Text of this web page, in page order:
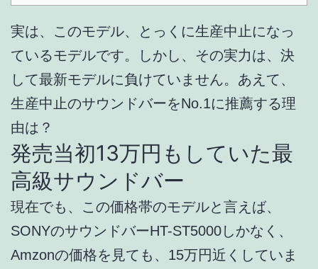
実は、このモデル、とっくに生産中止になっ
ているモデルです。しかし、その実力は、決
して最新モデルに負けていません。あえて、
生産中止のサウンドバーをNo.1に推薦する理
由は？
発売当初13万円もしていた最
高級サウンドバー
現在でも、この価格帯のモデルと言えば、
SONYのサウンドバーHT-ST5000しかなく、
Amzonの価格を見ても、15万円近くしていま